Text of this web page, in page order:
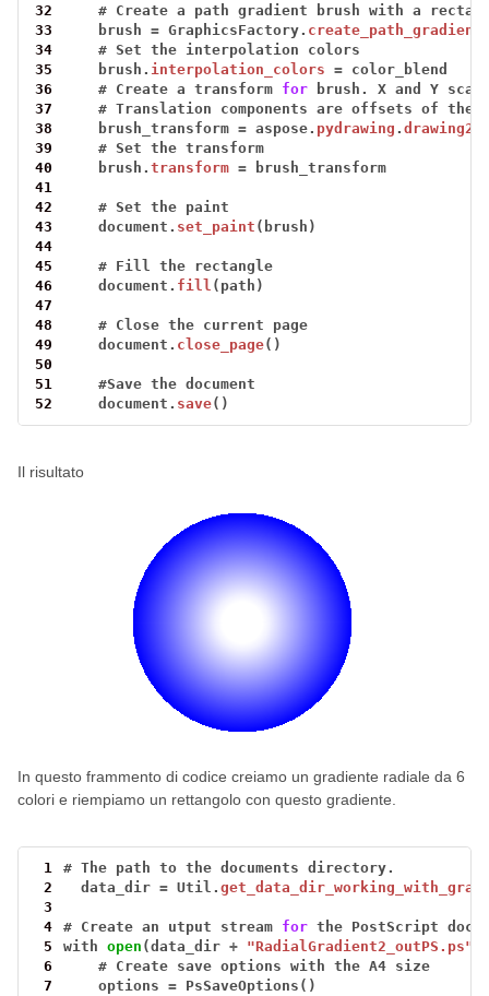
32 # Create a path gradient brush with a
33
brush = GraphicsFactory.
34
# Set the interpolation
colors
35
brush. interpolation_colors = color_blend
36
# Create a transform for brush. X and Y
37
# Translation components are offsets of the
38
brush_transform = aspose. pydrawing .drawing2d
39
# Set the transform
40
brush.transform =
brush_transform
41
42
# Set the paint
43
document. set_paint (brush)
44
45
# Fill the rectangle
46
document. fill (path)
47
48
# Close the current
page
49
document. close_page()
50
51
#Save the document
52
document. save()
Il risultato
In questo frammento di codice creiamo un gradiente radiale da 6
colori e riempiamo un rettangolo con questo gradiente.
1 # The path to the documents
directory.
2
data_dir = Util.
3
4
# Create an utput stream for the PostScript
5
with open (data_dir + "RadialGradient2_outPS.ps"
6
# Create save options with the A4 size
7
options = PsSaveOptions()